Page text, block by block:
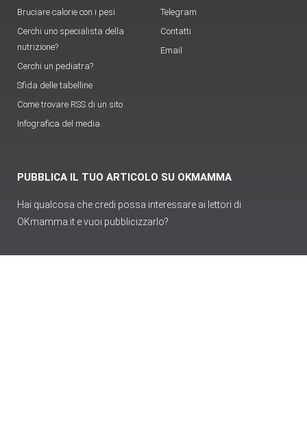
Bruciare calorie con i pesi
Cerchi uno specialista della
nutrizione?
Cerchi un pediatra?
Sfida delle tabelline
Come trovare RSS di un sito
Infografica del media
Telegram
Contatti
Email
PUBBLICA IL TUO ARTICOLO SU OKMAMMA
Hai qualcosa che credi possa interessare ai lettori di
OKmamma.it e vuoi pubblicizzarlo?